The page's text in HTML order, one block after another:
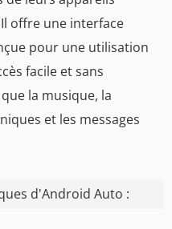
offre une interface
pour une utilisation
facile et sans
la musique, la
et les messages
d'Android Auto :